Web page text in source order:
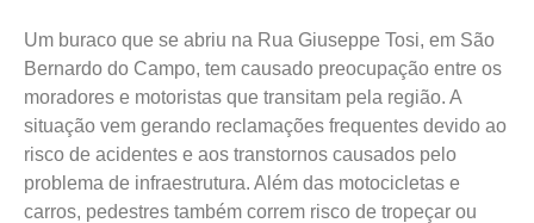
Um buraco que se abriu na Rua Giuseppe Tosi, em São
Bernardo do Campo, tem causado preocupação entre os
moradores e motoristas que transitam pela região. A
situação vem gerando reclamações frequentes devido ao
risco de acidentes e aos transtornos causados pelo
problema de infraestrutura. Além das motocicletas e
carros, pedestres também correm risco de tropeçar ou